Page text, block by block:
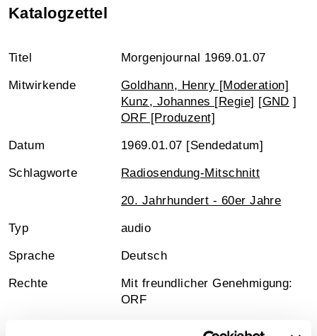
Katalogzettel
Titel Morgenjournal 1969.01.07
Mitwirkende
Goldhann, Henry [Moderation]
Kunz, Johannes [Regie] [GND ]
ORF [Produzent]
Datum 1969.01.07 [Sendedatum]
Schlagworte Radiosendung-Mitschnitt
20. Jahrhundert - 60er Jahre
Typ audio
Sprache Deutsch
Rechte
Mit freundlicher Genehmigung:
ORF
Österreichische Mediathek,